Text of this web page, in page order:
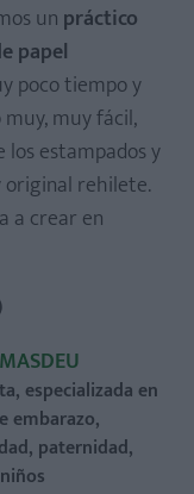
un práctico
papel
poco tiempo y
muy fácil,
estampados y
rehilete.
a crear en
especializada en
embarazo,
paternidad,